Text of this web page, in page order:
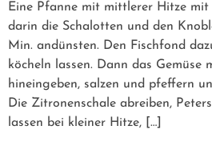
Eine Pfanne mit mittlerer Hitze
darin die Schalotten und den
Min. andünsten. Den Fischfond
köcheln lassen. Dann das Gemüse
hineingeben, salzen und pfeffern
Die Zitronenschale abreiben,
lassen bei kleiner Hitze, […]